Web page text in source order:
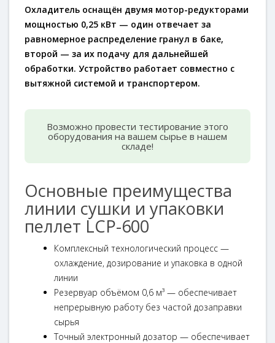
Охладитель оснащён двумя мотор-редукторами
мощностью 0,25 кВт — один отвечает за
равномерное распределение гранул в баке,
второй — за их подачу для дальнейшей
обработки. Устройство работает совместно с
вытяжной системой и транспортером.
Возможно провести тестирование этого
оборудования на вашем сырье в нашем
складе!
Основные преимущества
линии сушки и упаковки
пеллет LCP-600
Комплексный технологический процесс —
охлаждение, дозирование и упаковка в одной
линии
Резервуар объёмом 0,6 м³ — обеспечивает
непрерывную работу без частой дозаправки
сырья
Точный электронный дозатор — обеспечивает